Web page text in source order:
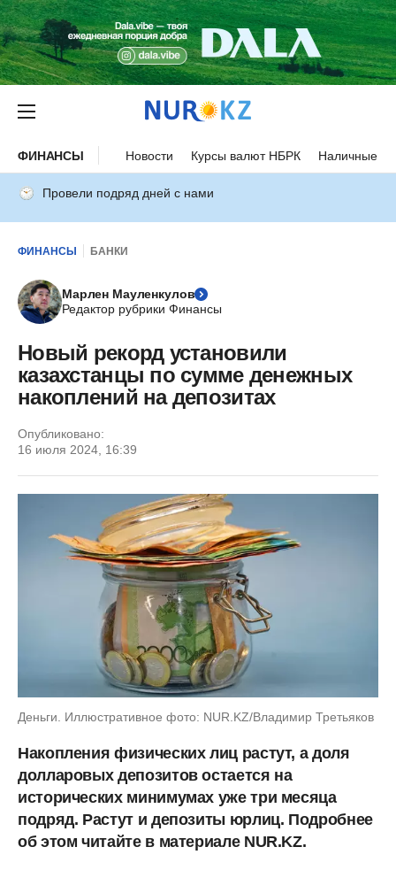
ФИНАНСЫ Новости Курсы валют НБРК Наличные
Провели подряд дней с нами
ФИНАНСЫ БАНКИ
Марлен Мауленкулов
Редактор рубрики Финансы
Новый рекорд установили
казахстанцы по сумме денежных
накоплений на депозитах
Опубликовано:
16 июля 2024, 16:39
Деньги. Иллюстративное фото: NUR.KZ/Владимир Третьяков
Накопления физических лиц растут, а доля
долларовых депозитов остается на
исторических минимумах уже три месяца
подряд. Растут и депозиты юрлиц. Подробнее
об этом читайте в материале NUR.KZ.